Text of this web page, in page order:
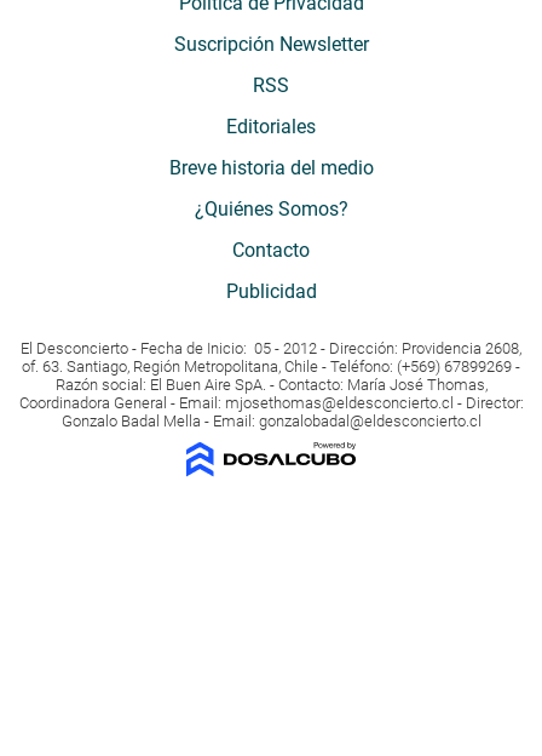
Suscripción Newsletter
RSS
Editoriales
Breve historia del medio
¿Quiénes Somos?
Contacto
Publicidad
El Desconcierto - Fecha de Inicio: 05 - 2012 - Dirección: Providencia 2608,
of. 63. Santiago, Región Metropolitana, Chile - Teléfono: (+569) 67899269 -
Razón social: El Buen Aire SpA. - Contacto: María José Thomas,
Coordinadora General - Email: mjosethomas@eldesconcierto.cl - Director:
Gonzalo Badal Mella - Email: gonzalobadal@eldesconcierto.cl